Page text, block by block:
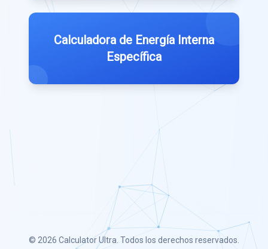
Calculadora de Energía Interna
Específica
© 2026 Calculator Ultra . Todos los derechos reservados.